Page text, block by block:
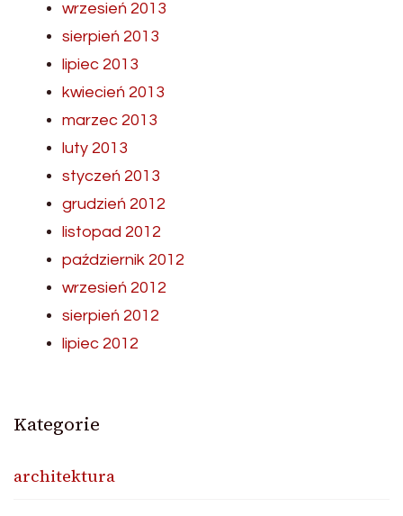
wrzesień 2013
sierpień 2013
lipiec 2013
kwiecień 2013
marzec 2013
luty 2013
styczeń 2013
grudzień 2012
listopad 2012
październik 2012
wrzesień 2012
sierpień 2012
lipiec 2012
Kategorie
architektura